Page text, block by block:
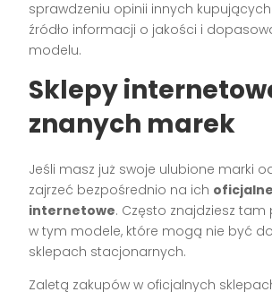
sprawdzeniu opinii innych
źródło informacji o jakości i
modelu.
Sklepy
znanych marek
Jeśli masz już swoje ulubione marki
zajrzeć bezpośrednio na ich
internetowe. Często znajdziesz tam
w tym modele, które mogą nie być
sklepach stacjonarnych.
Zaletą zakupów w oficjalnych